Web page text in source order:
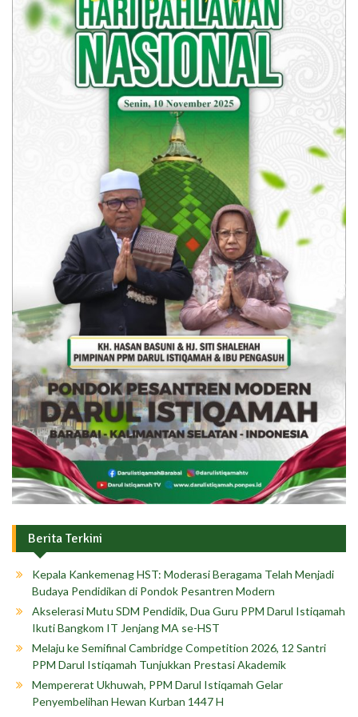
Berita Terkini
Kepala Kankemenag HST: Moderasi Beragama Telah Menjadi
Budaya Pendidikan di Pondok Pesantren Modern
Akselerasi Mutu SDM Pendidik, Dua Guru PPM Darul Istiqamah
Ikuti Bangkom IT Jenjang MA se-HST
Melaju ke Semifinal Cambridge Competition 2026, 12 Santri
PPM Darul Istiqamah Tunjukkan Prestasi Akademik
Mempererat Ukhuwah, PPM Darul Istiqamah Gelar
Penyembelihan Hewan Kurban 1447 H